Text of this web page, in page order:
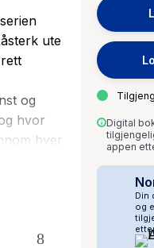
Digital
appen
Din
og
ute
og
hvor
hver
trene